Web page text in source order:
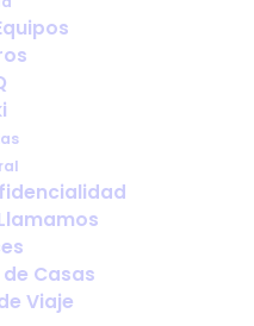
Casas
Viaje
debo
viajar?